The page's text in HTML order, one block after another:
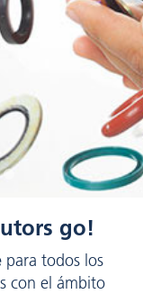
go!
para todos los
con el ámbito